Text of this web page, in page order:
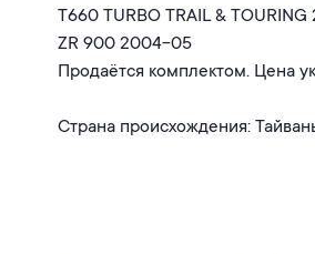
T660 TURBO TRAIL &
ZR 900 2004-05
Продаётся комплектом. Цена
Страна происхождения: